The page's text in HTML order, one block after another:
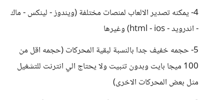
4- يمكنه تصدير الالعاب لمنصات مختلفة (ويندوز - لينكس - ماك
- اندرويد - html - ios) وغيرها
5- حجمه خفيف جدا بالنسبة لبقية المحركات (حجمه اقل من
100 ميجا بايت وبدون تثبيت ولا يحتاج الي انترنت للتشغيل
مثل بعض المحركات الاخرى)